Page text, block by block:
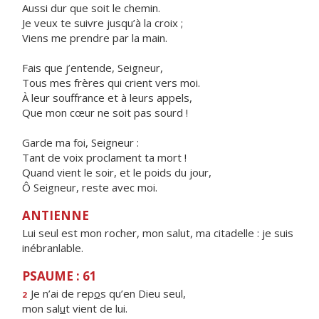
Aussi dur que soit le chemin.
Je veux te suivre jusqu’à la croix ;
Viens me prendre par la main.
Fais que j’entende, Seigneur,
Tous mes frères qui crient vers moi.
À leur souffrance et à leurs appels,
Que mon cœur ne soit pas sourd !
Garde ma foi, Seigneur :
Tant de voix proclament ta mort !
Quand vient le soir, et le poids du jour,
Ô Seigneur, reste avec moi.
ANTIENNE
Lui seul est mon rocher, mon salut, ma citadelle : je suis
inébranlable.
PSAUME : 61
2 Je n’ai de repos qu’en Dieu seul,
mon salut vient de lui.